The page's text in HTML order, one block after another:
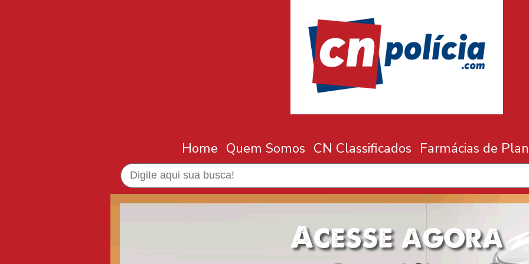
Home Quem Somos CN Classificados Farmácias de